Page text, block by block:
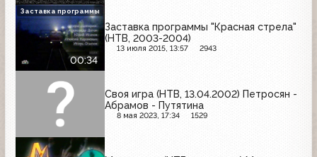
00:34
Заставка программы "Красная стрела"
(НТВ, 2003-2004)
13 июля 2015, 13:57 2943
Заставка программы
Своя игра (НТВ, 13.04.2002) Петросян -
Абрамов - Путятина
8 мая 2023, 17:34 1529